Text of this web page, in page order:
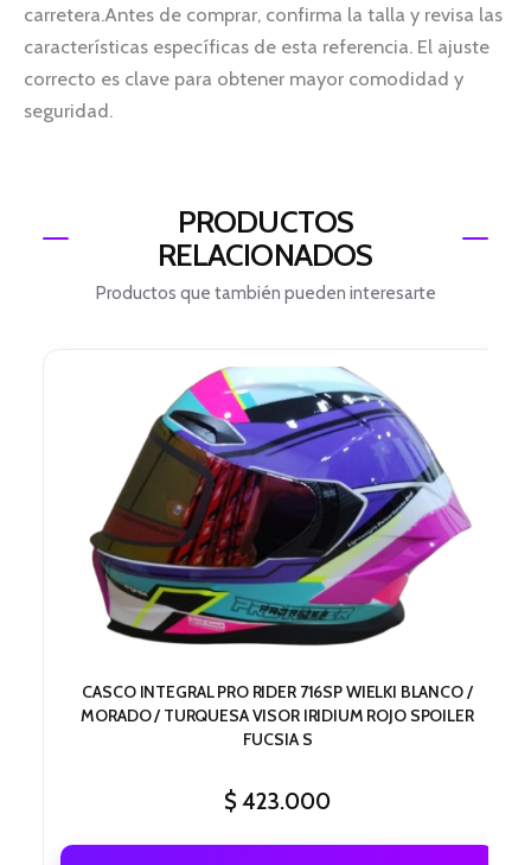
carretera.Antes de comprar, confirma la talla y revisa las
características específicas de esta referencia. El ajuste
correcto es clave para obtener mayor comodidad y
seguridad.
PRODUCTOS
RELACIONADOS
Productos que también pueden interesarte
CASCO INTEGRAL PRO RIDER 716SP WIELKI BLANCO /
MORADO / TURQUESA VISOR IRIDIUM ROJO SPOILER
FUCSIA S
$423.000